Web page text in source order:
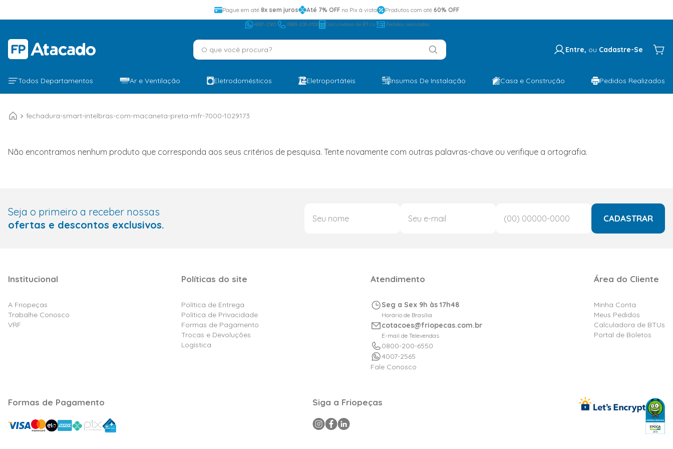
Pague em até 8x sem juros Até 7% OFFno Pix à vista Produtos com até 60% OFF
4007-2565 0800-200-6550 Calculadora de BTUs Pedidos realizados
O que você procura?
Entre, ou Cadastre-Se
Todos Departamentos Ar e Ventilação Eletrodomésticos Eletroportáteis Insumos De Instalação Casa e Construção Pedidos Realizados
fechadura-smart-intelbras-com-macaneta-preta-mfr-7000-1029173
Não encontramos nenhum produto que corresponda aos seus critérios de pesquisa. Tente novamente com outras palavras-chave ou verifique a ortografia.
Seja o primeiro a receber nossas
ofertas e descontos exclusivos.
CADASTRAR
Institucional
A Friopeças
Trabalhe Conosco
VRF
Políticas do site
Política de Entrega
Política de Privacidade
Formas de Pagamento
Trocas e Devoluções
Logística
Atendimento
Seg a Sex 9h às 17h48
Horário de Brasília
cotacoes@friopecas.com.br
E-mail de Televendas
0800-200-6550
4007-2565
Fale Conosco
Área do Cliente
Minha Conta
Meus Pedidos
Calculadora de BTUs
Portal de Boletos
Formas de Pagamento Siga a Friopeças